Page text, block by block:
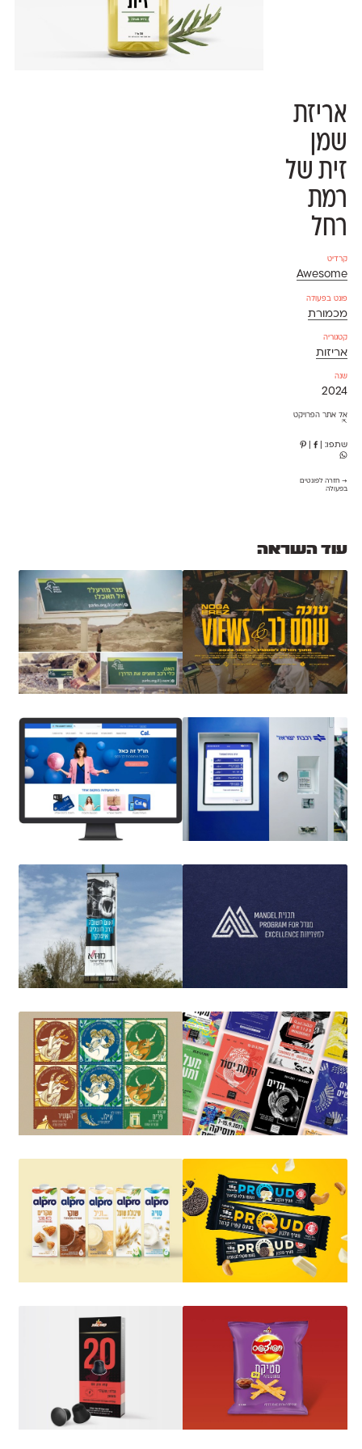
אריזת
שמן
זית של
רמת
רחל
קרדיט
Awesome
פונט בפעולה
מכמורת
קטגוריה
אריזות
שנה
2024
אל אתר הפרויקט
⇱
שתפו: |
→ חזרה לפונטים
בפעולה
עוד השראה